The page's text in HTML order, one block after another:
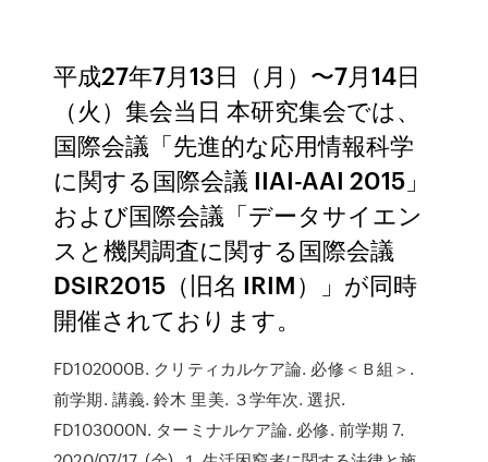
平成27年7月13日（月）〜7月14日
（火）集会当日 本研究集会では、
国際会議「先進的な応用情報科学
に関する国際会議 IIAI-AAI 2015」
および国際会議「データサイエン
スと機関調査に関する国際会議
DSIR2015（旧名 IRIM）」が同時
開催されております。
FD102000B. クリティカルケア論. 必修＜Ｂ組＞.
前学期. 講義. 鈴木 里美. ３学年次. 選択.
FD103000N. ターミナルケア論. 必修. 前学期 7.